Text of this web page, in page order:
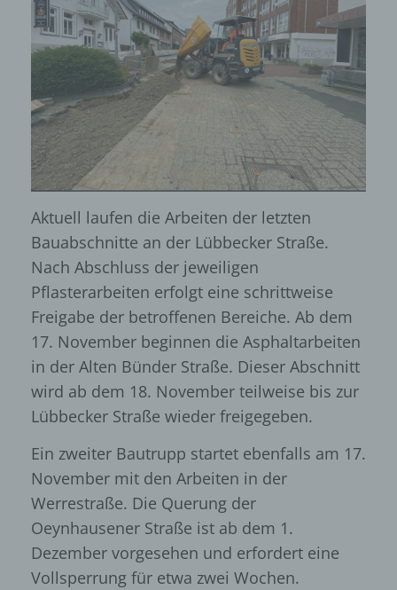
Aktuell laufen die Arbeiten der letzten
Bauabschnitte an der Lübbecker Straße.
Nach Abschluss der jeweiligen
Pflasterarbeiten erfolgt eine schrittweise
Freigabe der betroffenen Bereiche. Ab dem
17. November beginnen die Asphaltarbeiten
in der Alten Bünder Straße. Dieser Abschnitt
wird ab dem 18. November teilweise bis zur
Lübbecker Straße wieder freigegeben.
Ein zweiter Bautrupp startet ebenfalls am 17.
November mit den Arbeiten in der
Werrestraße. Die Querung der
Oeynhausener Straße ist ab dem 1.
Dezember vorgesehen und erfordert eine
Vollsperrung für etwa zwei Wochen.